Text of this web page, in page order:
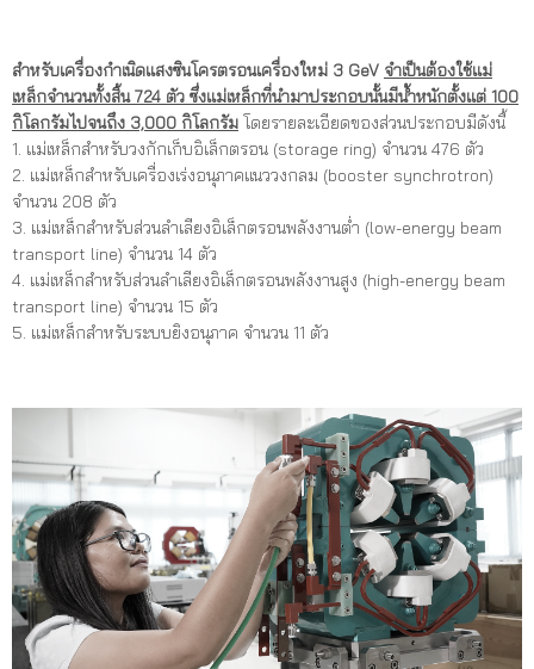
สำหรับเครื่องกำเนิดแสงซินโครตรอนเครื่องใหม่ 3 GeV จำเป็นต้องใช้แม่
เหล็กจำนวนทั้งสิ้น 724 ตัว ซึ่งแม่เหล็กที่นำมาประกอบนั้นมีน้ำหนักตั้งแต่ 100
กิโลกรัมไปจนถึง 3,000 กิโลกรัม โดยรายละเอียดของส่วนประกอบมีดังนี้
1. แม่เหล็กสำหรับวงกักเก็บอิเล็กตรอน (storage ring) จำนวน 476 ตัว
2. แม่เหล็กสำหรับเครื่องเร่งอนุภาคแนววงกลม (booster synchrotron)
จำนวน 208 ตัว
3. แม่เหล็กสำหรับส่วนลำเลียงอิเล็กตรอนพลังงานต่ำ (low-energy beam
transport line) จำนวน 14 ตัว
4. แม่เหล็กสำหรับส่วนลำเลียงอิเล็กตรอนพลังงานสูง (high-energy beam
transport line) จำนวน 15 ตัว
5. แม่เหล็กสำหรับระบบยิงอนุภาค จำนวน 11 ตัว